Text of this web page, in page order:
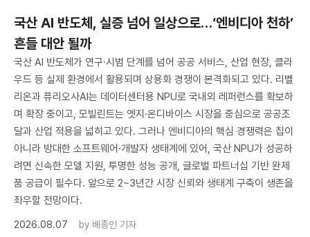
국산 AI 반도체, 실증 넘어 일상으로…‘엔비디아 천하’
흔들 대안 될까
국산 AI 반도체가 연구·시범 단계를 넘어 공공 서비스, 산업 현장, 클라
우드 등 실제 환경에서 활용되며 상용화 경쟁이 본격화되고 있다. 리벨
리온과 퓨리오사AI는 데이터센터용 NPU로 국내외 레퍼런스를 확보하
며 확장 중이고, 모빌린트는 엣지·온디바이스 시장을 중심으로 공공조
달과 산업 적용을 넓히고 있다. 그러나 엔비디아의 핵심 경쟁력은 칩이
아니라 방대한 소프트웨어·개발자 생태계에 있어, 국산 NPU가 성공하
려면 신속한 모델 지원, 투명한 성능 공개, 글로벌 파트너십 기반 완제
품 공급이 필수다. 앞으로 2~3년간 시장 신뢰와 생태계 구축이 생존을
좌우할 전망이다.
2026.08.07
by 배종인 기자